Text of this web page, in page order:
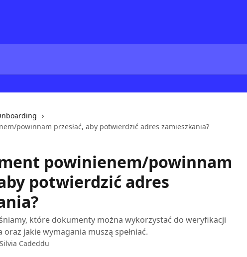
powinnam przesłać, aby potwierdzić adres zamieszkania?
powinienem/powinnam
potwierdzić adres
które dokumenty można wykorzystać do weryfikacji
jakie wymagania muszą spełniać.
Silvia Cadeddu